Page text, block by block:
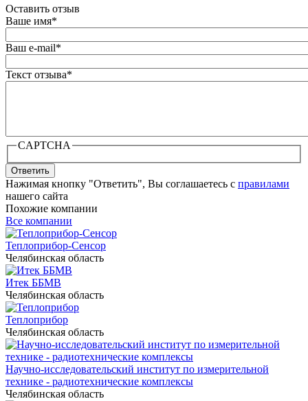
Оставить отзыв
Ваше имя*
Ваш e-mail*
Текст отзыва*
CAPTCHA
Ответить
Нажимая кнопку "Ответить", Вы соглашаетесь с правилами
нашего сайта
Похожие компании
Все компании
Теплоприбор-Сенсор
Челябинская область
Итек ББМВ
Челябинская область
Теплоприбор
Челябинская область
Научно-исследовательский институт по измерительной
технике - радиотехнические комплексы
Челябинская область